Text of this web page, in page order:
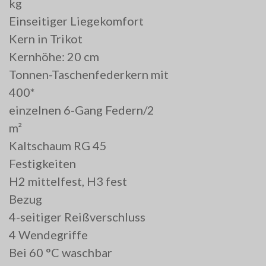
kg
Einseitiger Liegekomfort
Kern in Trikot
Kernhöhe: 20 cm
Tonnen-Taschenfederkern mit
400*
einzelnen 6-Gang Federn/2
m²
Kaltschaum RG 45
Festigkeiten
H2 mittelfest, H3 fest
Bezug
4-seitiger Reißverschluss
4 Wendegriffe
Bei 60 °C waschbar